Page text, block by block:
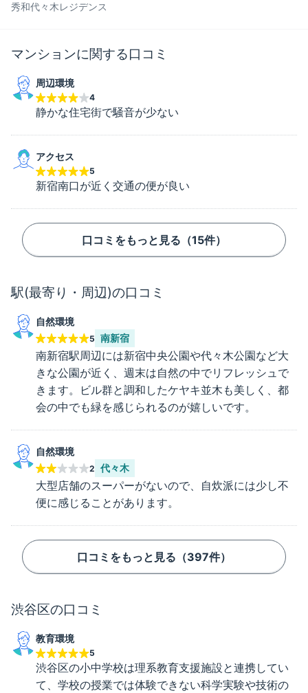
秀和代々木レジデンス
マンションに関する口コミ
周辺環境
4
静かな住宅街で騒音が少ない
アクセス
5
新宿南口が近く交通の便が良い
口コミをもっと見る（15件）
駅(最寄り・周辺)の口コミ
自然環境
5 南新宿
南新宿駅周辺には新宿中央公園や代々木公園など大
きな公園が近く、週末は自然の中でリフレッシュで
きます。ビル群と調和したケヤキ並木も美しく、都
会の中でも緑を感じられるのが嬉しいです。
自然環境
2 代々木
大型店舗のスーパーがないので、自炊派には少し不
便に感じることがあります。
口コミをもっと見る（397件）
渋谷区の口コミ
教育環境
5
渋谷区の小中学校は理系教育支援施設と連携してい
て、学校の授業では体験できない科学実験や技術の